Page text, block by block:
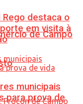
de Campo
Rego destaca o
em visita à
municipais
para prova de